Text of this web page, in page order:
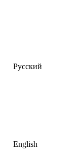
Русский
English